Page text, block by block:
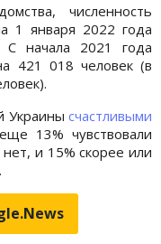
численность
1 января 2022 года
С начала 2021 года
421 018 человек (в
Украины счастливыми
13% чувствовали
и 15% скорее или